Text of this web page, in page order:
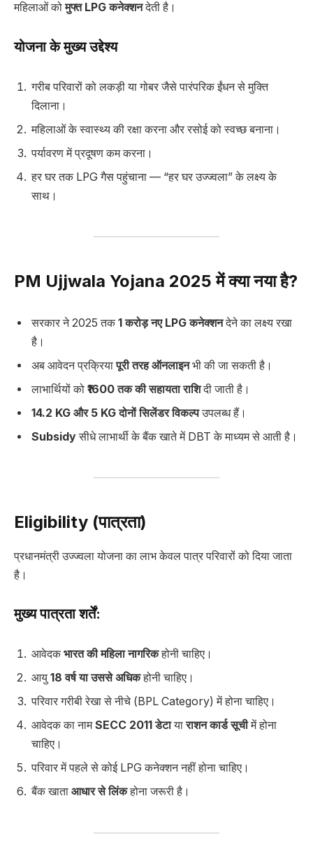
महिलाओं कोमुफ्त LPG कनेक्शनदेती है।
योजना के मुख्य उद्देश्य
गरीब परिवारों को लकड़ी या गोबर जैसे पारंपरिक ईंधन से मुक्ति
दिलाना।
महिलाओं के स्वास्थ्य की रक्षा करना और रसोई को स्वच्छ बनाना।
पर्यावरण में प्रदूषण कम करना।
हर घर तक LPG गैस पहुंचाना — “हर घर उज्ज्वला” के लक्ष्य के
साथ।
PM Ujjwala Yojana 2025 में क्या नया है?
सरकार ने 2025 तक1 करोड़ नए LPG कनेक्शनदेने का लक्ष्य रखा
है।
अब आवेदन प्रक्रियापूरी तरह ऑनलाइनभी की जा सकती है।
लाभार्थियों को ₹1600 तक की सहायता राशिदी जाती है।
14.2 KG और 5 KG दोनों सिलेंडर विकल्पउपलब्ध हैं।
Subsidyसीधे लाभार्थी के बैंक खाते में DBT के माध्यम से आती है।
Eligibility (पात्रता)
प्रधानमंत्री उज्ज्वला योजना का लाभ केवल पात्र परिवारों को दिया जाता
है।
मुख्य पात्रता शर्तें:
आवेदकभारत की महिला नागरिकहोनी चाहिए।
आयु 18 वर्ष या उससे अधिकहोनी चाहिए।
परिवार गरीबी रेखा से नीचे (BPL Category) में होना चाहिए।
आवेदक का नामSECC 2011 डेटायाराशन कार्ड सूचीमें होना
चाहिए।
परिवार में पहले से कोई LPG कनेक्शन नहीं होना चाहिए।
बैंक खाता आधार से लिंकहोना जरूरी है।